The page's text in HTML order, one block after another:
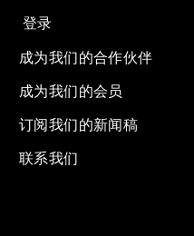
登录
成为我们的合作伙伴
成为我们的会员
订阅我们的新闻稿
联系我们